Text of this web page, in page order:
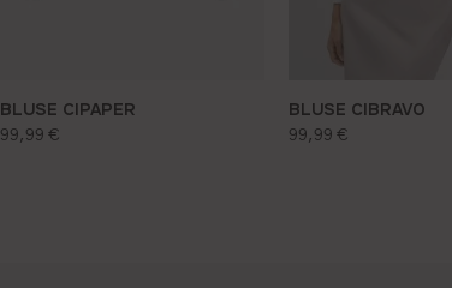
BLUSE CIPAPER
regulärer preis:
99,99 €
BLUSE CIBRAVO
regulärer preis:
99,99 €